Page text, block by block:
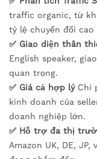
traffic organic, từ
tỷ lệ chuyển đổi cao
✅ Giao diện thân
English speaker,
quan trọng.
✅ Giá cả hợp lýChi
kinh doanh của
doanh nghiệp lớn.
✅ Hỗ trợ đa thị
Amazon UK, DE,